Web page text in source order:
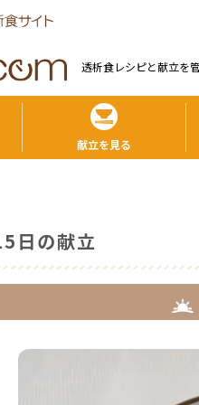
透析食レシピと献⽴を
献立を見る
日の献立